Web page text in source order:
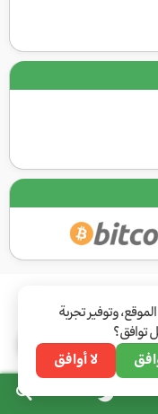
وتوفير تجربة
توافق؟
لا أوافق